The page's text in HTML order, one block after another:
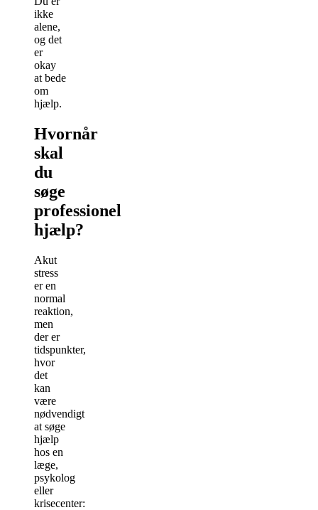
ikke
alene,
og det
er
okay
at bede
om
hjælp.
Hvornår
skal
du
søge
professionel
hjælp?
Akut
stress
er en
normal
reaktion,
men
der er
tidspunkter,
hvor
det
kan
være
nødvendigt
at søge
hjælp
hos en
læge,
psykolog
eller
krisecenter: